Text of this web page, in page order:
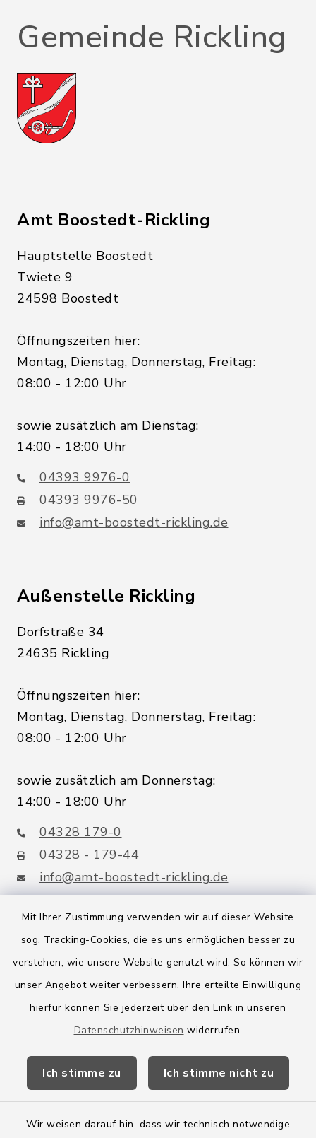
Mit Ihrer Zustimmung verwenden wir auf dieser Website
sog. Tracking-Cookies, die es uns ermöglichen besser zu
verstehen, wie unsere Website genutzt wird. So können wir
unser Angebot weiter verbessern. Ihre erteilte Einwilligung
hierfür können Sie jederzeit über den Link in unseren
Datenschutzhinweisen widerrufen.
Ich stimme zu Ich stimme nicht zu
Wir weisen darauf hin, dass wir technisch notwendige
Gemeinde Rickling
Amt Boostedt-Rickling
Hauptstelle Boostedt
Twiete 9
24598 Boostedt
Öffnungszeiten hier:
Montag, Dienstag, Donnerstag, Freitag:
08:00 - 12:00 Uhr
sowie zusätzlich am Dienstag:
14:00 - 18:00 Uhr
04393 9976-0
04393 9976-50
info@amt-boostedt-rickling.de
Außenstelle Rickling
Dorfstraße 34
24635 Rickling
Öffnungszeiten hier:
Montag, Dienstag, Donnerstag, Freitag:
08:00 - 12:00 Uhr
sowie zusätzlich am Donnerstag:
14:00 - 18:00 Uhr
04328 179-0
04328 - 179-44
info@amt-boostedt-rickling.de
Quicklinks
Amt Boostedt-Rickling
Amtsbroschüre
Wege-Zweckverband